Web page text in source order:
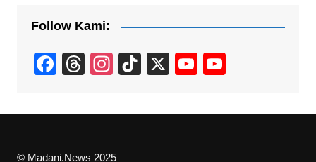
Follow Kami:
F
c
b
T
e
d
In
a
a
Ti
T
X
Y
u
u
© Madani.News 2025